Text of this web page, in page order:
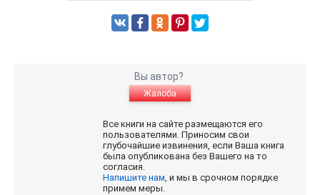
Вы автор?
Жалоба
Все книги на сайте размещаются его
пользователями. Приносим свои
глубочайшие извинения, если Ваша книга
была опубликована без Вашего на то
согласия.
Напишите нам, и мы в срочном порядке
примем меры.